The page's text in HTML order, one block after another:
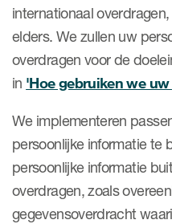
internationaal
elders. We zullen uw
overdragen voor de
in 'Hoe gebruiken we
We implementeren
persoonlijke informatie te
persoonlijke informatie
overdragen, zoals
gegevensoverdracht